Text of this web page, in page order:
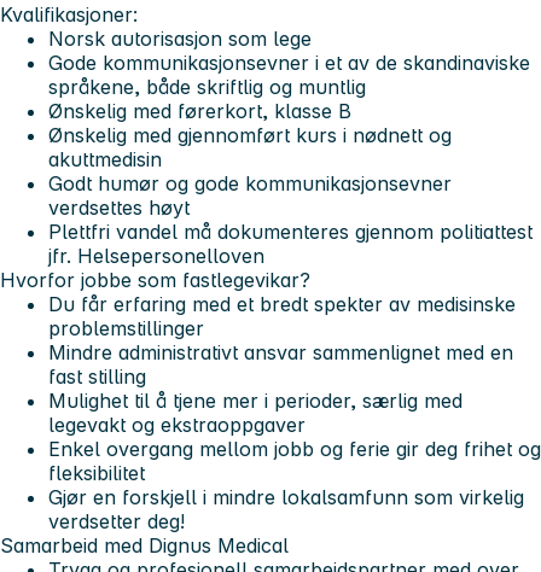
Kvalifikasjoner:
Norsk autorisasjon som lege
Gode kommunikasjonsevner i et av de skandinaviske
språkene, både skriftlig og muntlig
Ønskelig med førerkort, klasse B
Ønskelig med gjennomført kurs i nødnett og
akuttmedisin
Godt humør og gode kommunikasjonsevner
verdsettes høyt
Plettfri vandel må dokumenteres gjennom politiattest
jfr. Helsepersonelloven
Hvorfor jobbe som fastlegevikar?
Du får erfaring med et bredt spekter av medisinske
problemstillinger
Mindre administrativt ansvar sammenlignet med en
fast stilling
Mulighet til å tjene mer i perioder, særlig med
legevakt og ekstraoppgaver
Enkel overgang mellom jobb og ferie gir deg frihet og
fleksibilitet
Gjør en forskjell i mindre lokalsamfunn som virkelig
verdsetter deg!
Samarbeid med Dignus Medical